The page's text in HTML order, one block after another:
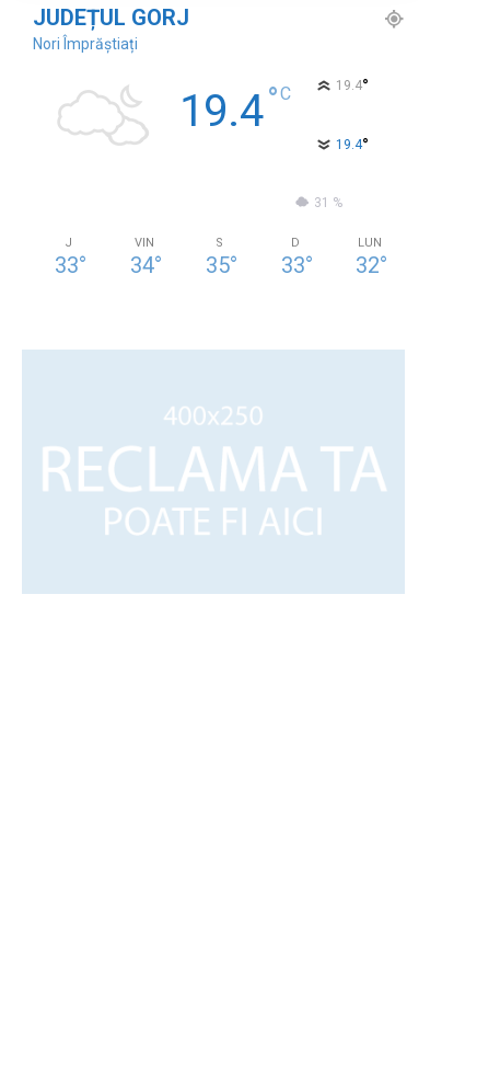
JUDEȚUL GORJ
Nori Împrăștiați
19.4°C 19.4°
19.4°
31 %
J
33°
VIN
34°
S
35°
D
33°
LUN
32°